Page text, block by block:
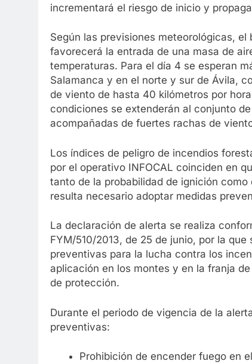
incrementará el riesgo de inicio y
Según las previsiones meteorológicas,
favorecerá la entrada de una masa de
temperaturas. Para el día 4 se esperan
Salamanca y en el norte y sur de Ávila,
de viento de hasta 40 kilómetros por
condiciones se extenderán al conjunto
acompañadas de fuertes rachas de
Los índices de peligro de incendios
por el operativo INFOCAL coinciden en
tanto de la probabilidad de ignición
resulta necesario adoptar medidas
La declaración de alerta se realiza
FYM/510/2013, de 25 de junio, por la
preventivas para la lucha contra los
aplicación en los montes y en la franja
de protección.
Durante el periodo de vigencia de la
preventivas:
Prohibición de encender fuego en